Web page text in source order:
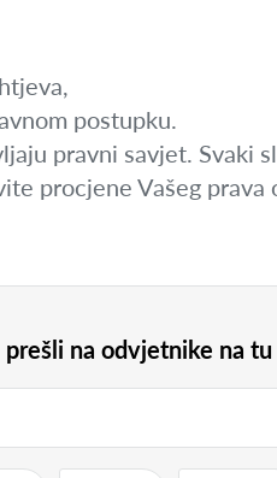
postupku.
pravni savjet. Svaki
procjene Vašeg
na odvjetnike na